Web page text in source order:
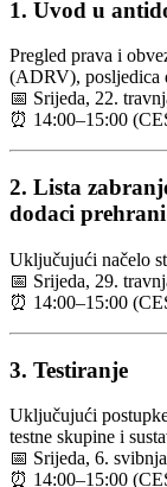
1. Uvod u
Pregled prava i
(ADRV), posljedica
📅 Srijeda, 22.
⏰ 14:00–15:00
2. Lista
dodaci prehrani
Uključujući načelo
📅 Srijeda, 29.
⏰ 14:00–15:00
3. Testiranje
Uključujući
testne skupine i
📅 Srijeda, 6. svibnja
⏰ 14:00–15:00